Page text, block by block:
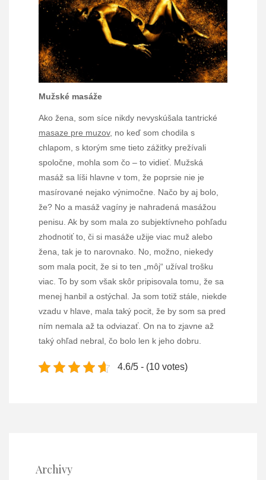
Mužské masáže
Ako žena, som síce nikdy nevyskúšala tantrické
masaze pre muzov, no keď som chodila s
chlapom, s ktorým sme tieto zážitky prežívali
spoločne, mohla som čo – to vidieť. Mužská
masáž sa líši hlavne v tom, že poprsie nie je
masírované nejako výnimočne. Načo by aj bolo,
že? No a masáž vagíny je nahradená masážou
penisu. Ak by som mala zo subjektívneho pohľadu
zhodnotiť to, či si masáže užije viac muž alebo
žena, tak je to narovnako. No, možno, niekedy
som mala pocit, že si to ten „môj“ užíval trošku
viac. To by som však skôr pripisovala tomu, že sa
menej hanbil a ostýchal. Ja som totiž stále, niekde
vzadu v hlave, mala taký pocit, že by som sa pred
ním nemala až ta odviazať. On na to zjavne až
taký ohľad nebral, čo bolo len k jeho dobru.
4.6/5 - (10 votes)
Archivy